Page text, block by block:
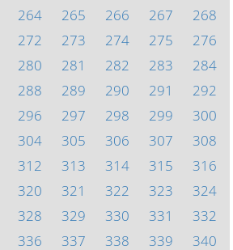
264 265 266 267
268
272 273 274 275
276
280 281 282 283
284
288 289 290 291
292
296 297 298 299
300
304 305 306 307
308
312 313 314 315
316
320 321 322 323
324
328 329 330 331
332
336 337 338 339 340